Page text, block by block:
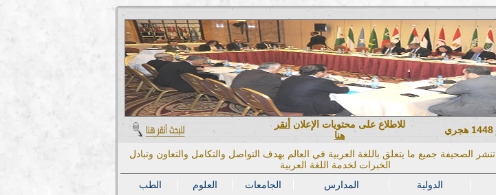
للاطلاع على محتويات الإعلان أنقر
هنا
تنشر الصحيفة جميع ما يتعلق باللغة العربية في العالم بهدف التواصل والتكامل والتعاون وتبادل
الخبرات لخدمة اللغة العربية
الطب العلوم الجامعات المدارس الدولية